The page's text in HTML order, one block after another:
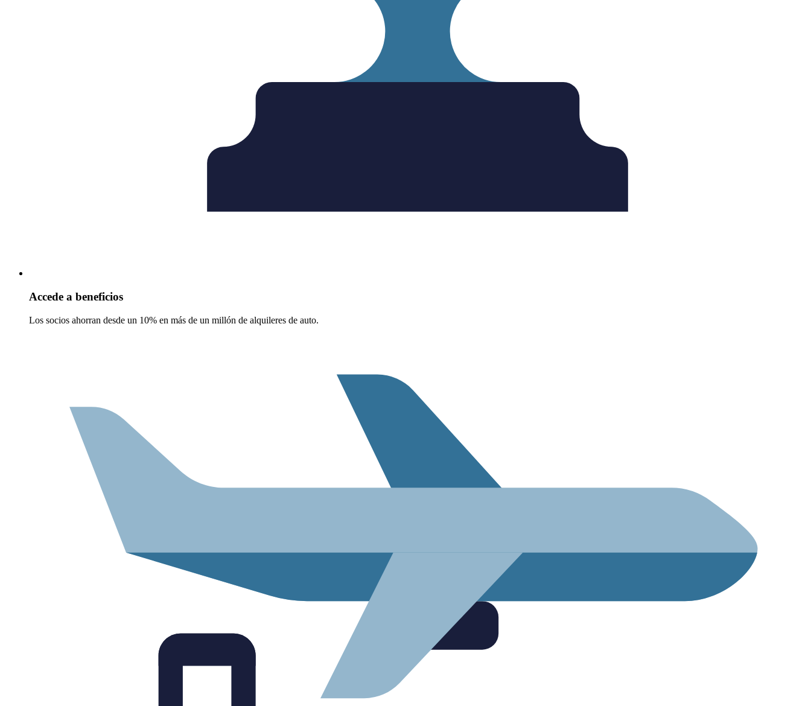
Accede a beneficios
Los socios ahorran desde un 10% en más de un millón de alquileres de auto.